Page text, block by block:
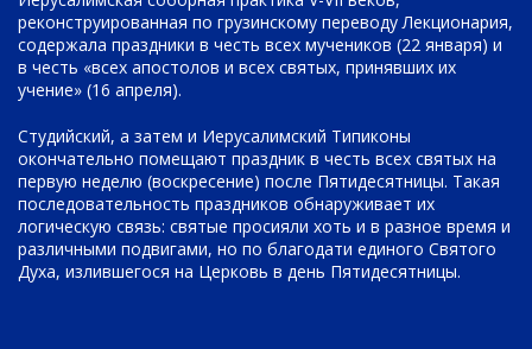
реконструированная по грузинскому переводу Лекционария,
содержала праздники в честь всех мучеников (22 января) и
в честь «всех апостолов и всех святых, принявших их
учение» (16 апреля).
Студийский, а затем и Иерусалимский Типиконы
окончательно помещают праздник в честь всех святых на
первую неделю (воскресение) после Пятидесятницы. Такая
последовательность праздников обнаруживает их
логическую связь: святые просияли хоть и в разное время и
различными подвигами, но по благодати единого Святого
Духа, излившегося на Церковь в день Пятидесятницы.